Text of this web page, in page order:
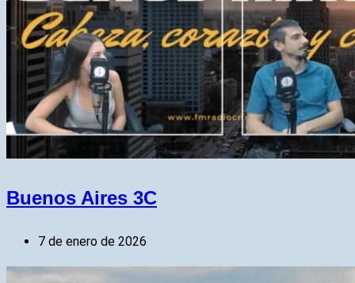
Buenos Aires 3C
7 de enero de 2026